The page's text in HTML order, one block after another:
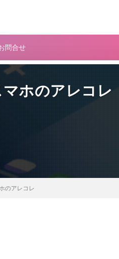
問合せ
ホのアレコレ
のアレコレ